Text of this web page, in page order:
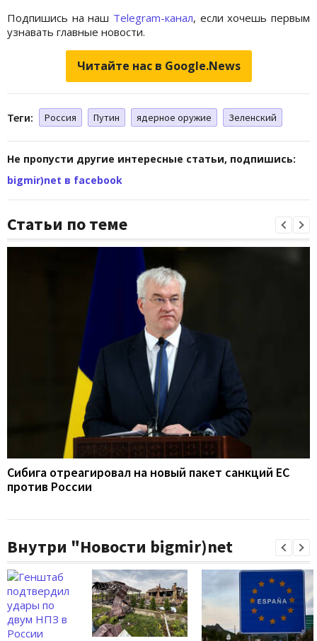
Подпишись на наш Telegram-канал, если хочешь первым
узнавать главные новости.
Читайте нас в Google.News
Теги: Россия Путин ядерное оружие Зеленский
Не пропусти другие интересные статьи, подпишись:
bigmir)net в facebook
Статьи по теме
Сибига отреагировал на новый пакет санкций ЕС
против России
Внутри "Новости bigmir)net